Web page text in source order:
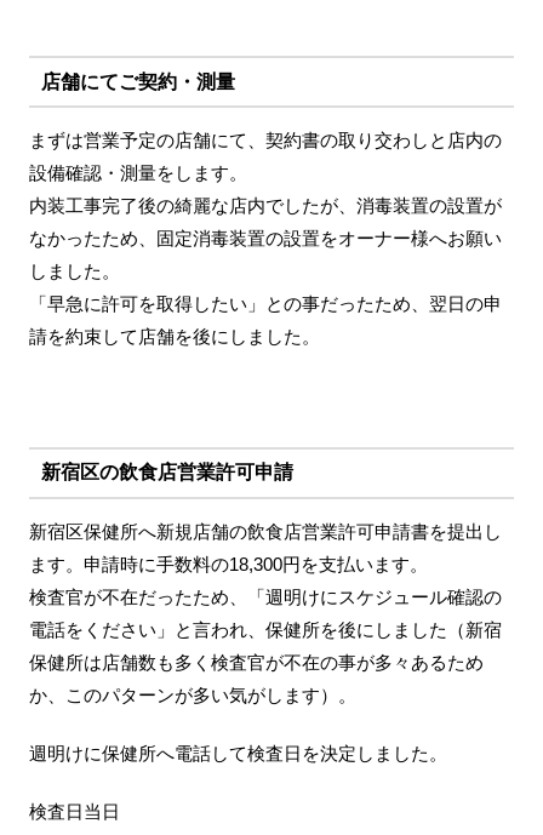
店舗にてご契約・測量
まずは営業予定の店舗にて、契約書の取り交わしと店内の
設備確認・測量をします。
内装工事完了後の綺麗な店内でしたが、消毒装置の設置が
なかったため、固定消毒装置の設置をオーナー様へお願い
しました。
「早急に許可を取得したい」との事だったため、翌日の申
請を約束して店舗を後にしました。
新宿区の飲食店営業許可申請
新宿区保健所へ新規店舗の飲食店営業許可申請書を提出し
ます。申請時に手数料の18,300円を支払います。
検査官が不在だったため、「週明けにスケジュール確認の
電話をください」と言われ、保健所を後にしました（新宿
保健所は店舗数も多く検査官が不在の事が多々あるため
か、このパターンが多い気がします）。
週明けに保健所へ電話して検査日を決定しました。
検査日当日